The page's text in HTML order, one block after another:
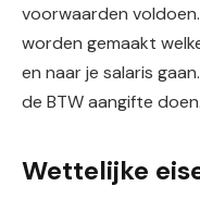
voorwaarden
worden gemaakt
en naar je salaris
de BTW aangifte doen.
Wettelijke